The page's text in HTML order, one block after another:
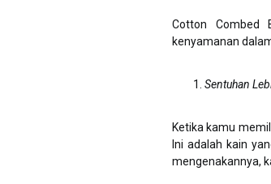
Cotton Combed
kenyamanan
Sentuhan
Ketika kamu
Ini adalah kain
mengenakannya,